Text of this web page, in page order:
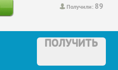
Получили: 89
ПОЛУЧИТЬ